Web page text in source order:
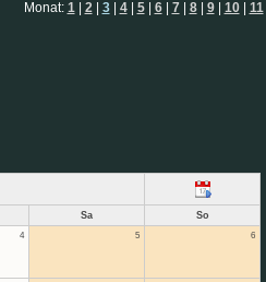
Monat: 1 2 3| 4| 5| 6| 7 8| 9| 10| 11
Sa So
4 5 6